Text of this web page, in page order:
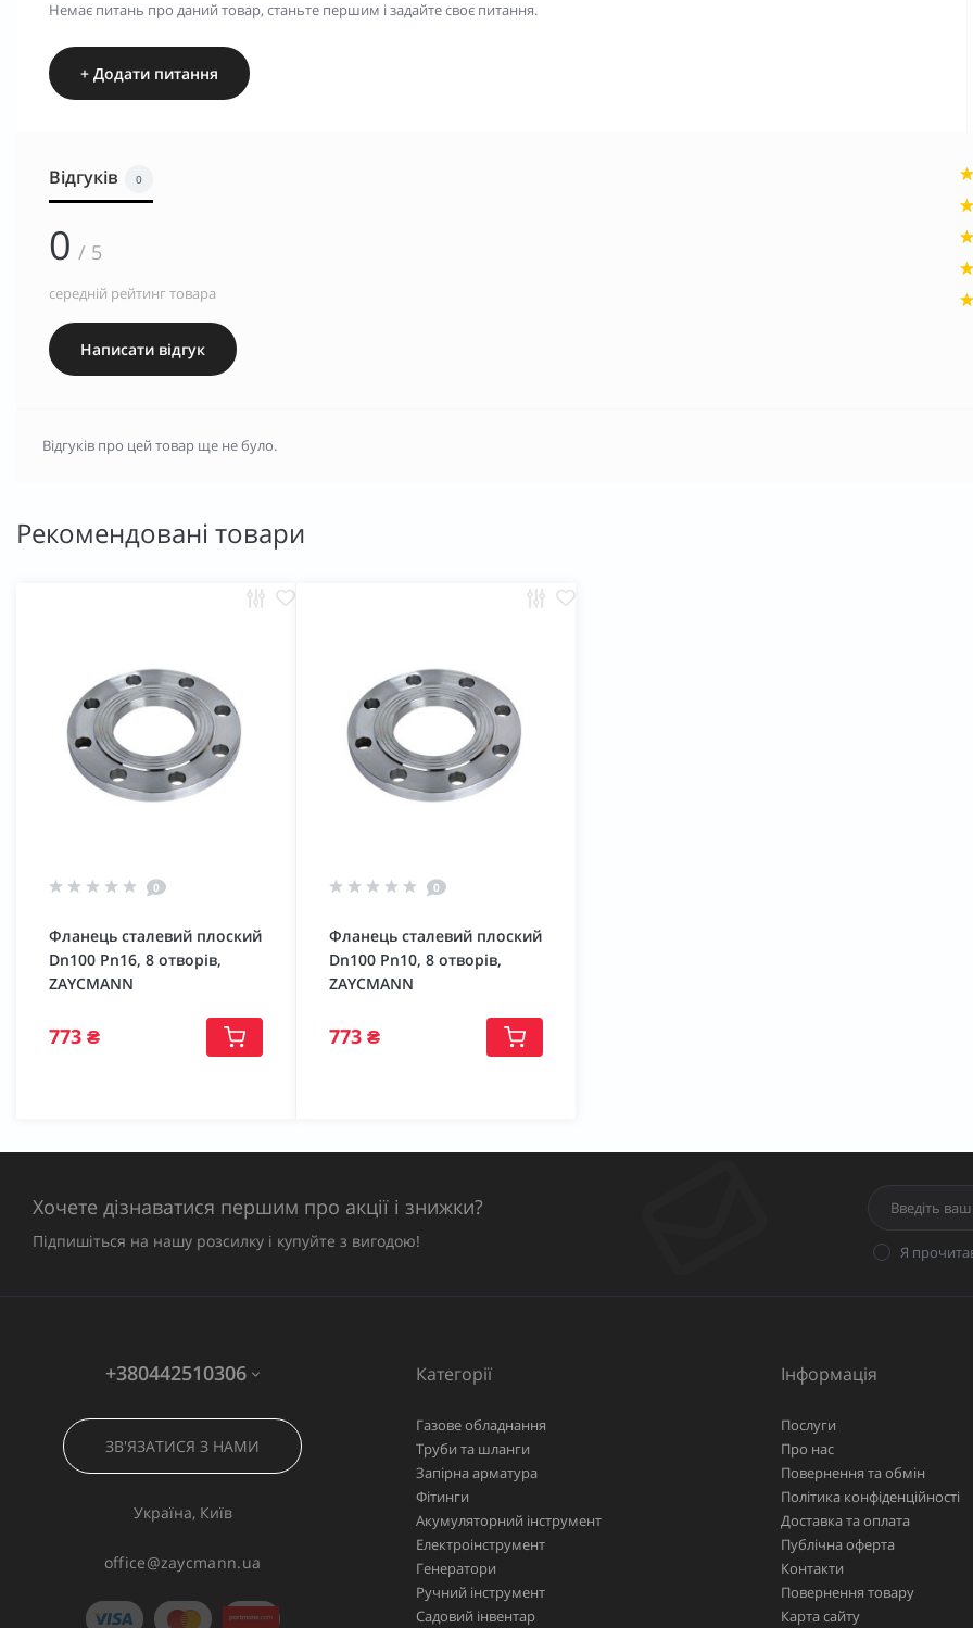
Немає питань про даний товар, станьте першим і задайте своє питання.
+ Додати питання
Відгуків 0
0 / 5
середній рейтинг товара
Написати відгук
Відгуків про цей товар ще не було.
Рекомендовані товари
0
Фланець сталевий плоский
Dn100 Pn16, 8 отворів,
ZAYCMANN
773 ₴
0
Фланець сталевий плоский
Dn100 Pn10, 8 отворів,
ZAYCMANN
773 ₴
Хочете дізнаватися першим про акції і знижки?
Підпишіться на нашу розсилку і купуйте з вигодою!
Я
+380442510306
ЗВ'ЯЗАТИСЯ З НАМИ
Україна, Київ
office@zaycmann.ua
Категорії
Газове обладнання
Труби та шланги
Запірна арматура
Фітинги
Акумуляторний інструмент
Електроінструмент
Генератори
Ручний інструмент
Садовий інвентар
Інформація
Послуги
Про нас
Повернення та обмін
Політика конфіденційності
Доставка та оплата
Публічна оферта
Контакти
Повернення товару
Карта сайту